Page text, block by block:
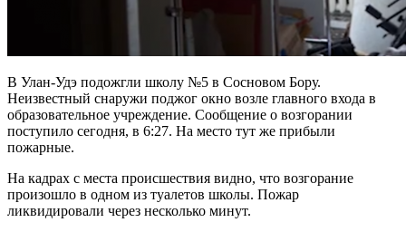
В Улан-Удэ подожгли школу №5 в Сосновом Бору.
Неизвестный снаружи поджог окно возле главного входа в
образовательное учреждение. Сообщение о возгорании
поступило сегодня, в 6:27. На место тут же прибыли
пожарные.
На кадрах с места происшествия видно, что возгорание
произошло в одном из туалетов школы. Пожар
ликвидировали через несколько минут.